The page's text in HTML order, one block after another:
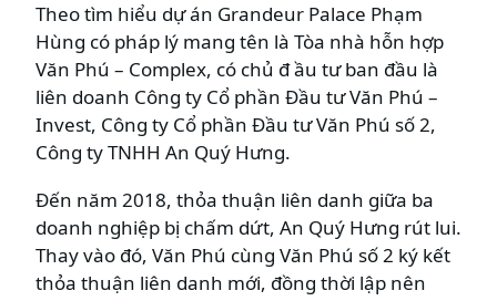
Theo tìm hiểu dự án Grandeur Palace Phạm
Hùng có pháp lý mang tên là Tòa nhà hỗn hợp
Văn Phú – Complex, có chủ đ ầu tư ban đầu là
liên doanh Công ty Cổ phần Đầu tư Văn Phú –
Invest, Công ty Cổ phần Đầu tư Văn Phú số 2,
Công ty TNHH An Quý Hưng.
Đến năm 2018, thỏa thuận liên danh giữa ba
doanh nghiệp bị chấm dứt, An Quý Hưng rút lui.
Thay vào đó, Văn Phú cùng Văn Phú số 2 ký kết
thỏa thuận liên danh mới, đồng thời lập nên